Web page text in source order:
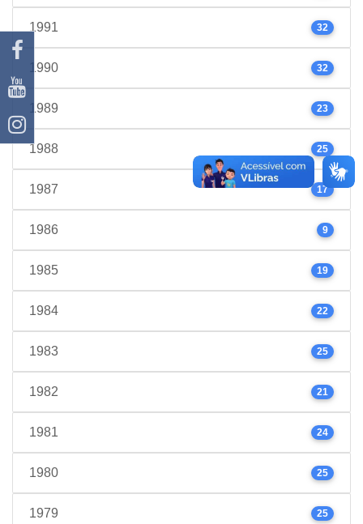
1991 32
1990 32
1989 23
1988 25
1987 17
1986 9
1985 19
1984 22
1983 25
1982 21
1981 24
1980 25
1979 25